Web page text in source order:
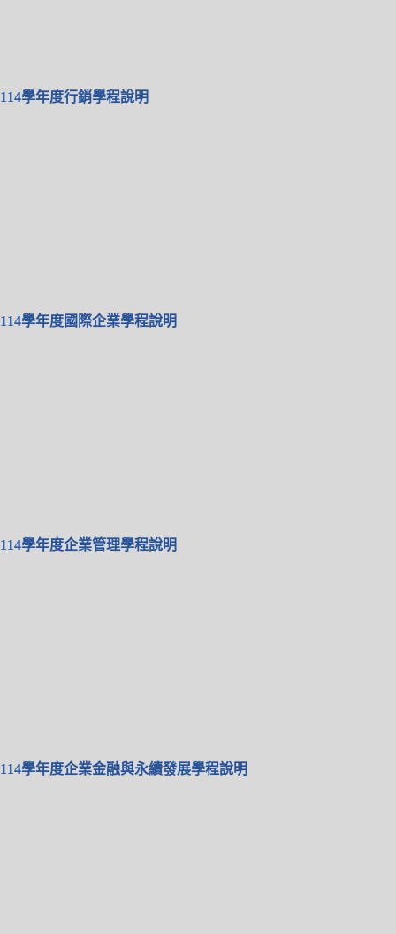
114學年度行銷學程說明
114學年度國際企業學程說明
114學年度企業管理學程說明
114學年度企業金融與永續發展學程說明